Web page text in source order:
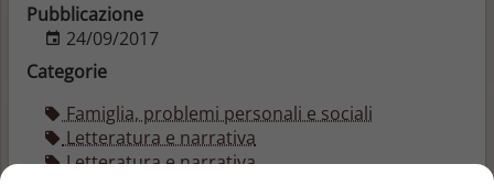
Pubblicazione
24/09/2017
Categorie
Famiglia, problemi personali e sociali
Letteratura e narrativa
Letteratura e narrativa